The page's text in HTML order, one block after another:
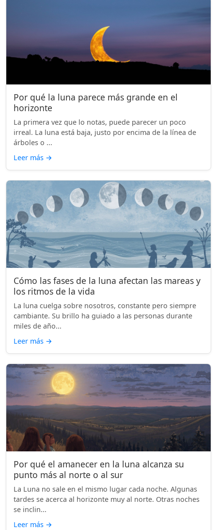
Por qué la luna parece más grande en el
horizonte
La primera vez que lo notas, puede parecer un poco
irreal. La luna está baja, justo por encima de la línea de
árboles o ...
Leer más →
Cómo las fases de la luna afectan las mareas y
los ritmos de la vida
La luna cuelga sobre nosotros, constante pero siempre
cambiante. Su brillo ha guiado a las personas durante
miles de año...
Leer más →
Por qué el amanecer en la luna alcanza su
punto más al norte o al sur
La Luna no sale en el mismo lugar cada noche. Algunas
tardes se acerca al horizonte muy al norte. Otras noches
se inclin...
Leer más →